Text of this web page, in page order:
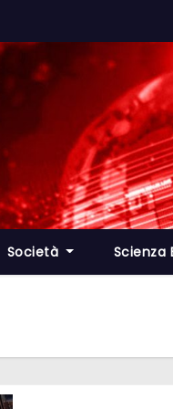
Società Scienza